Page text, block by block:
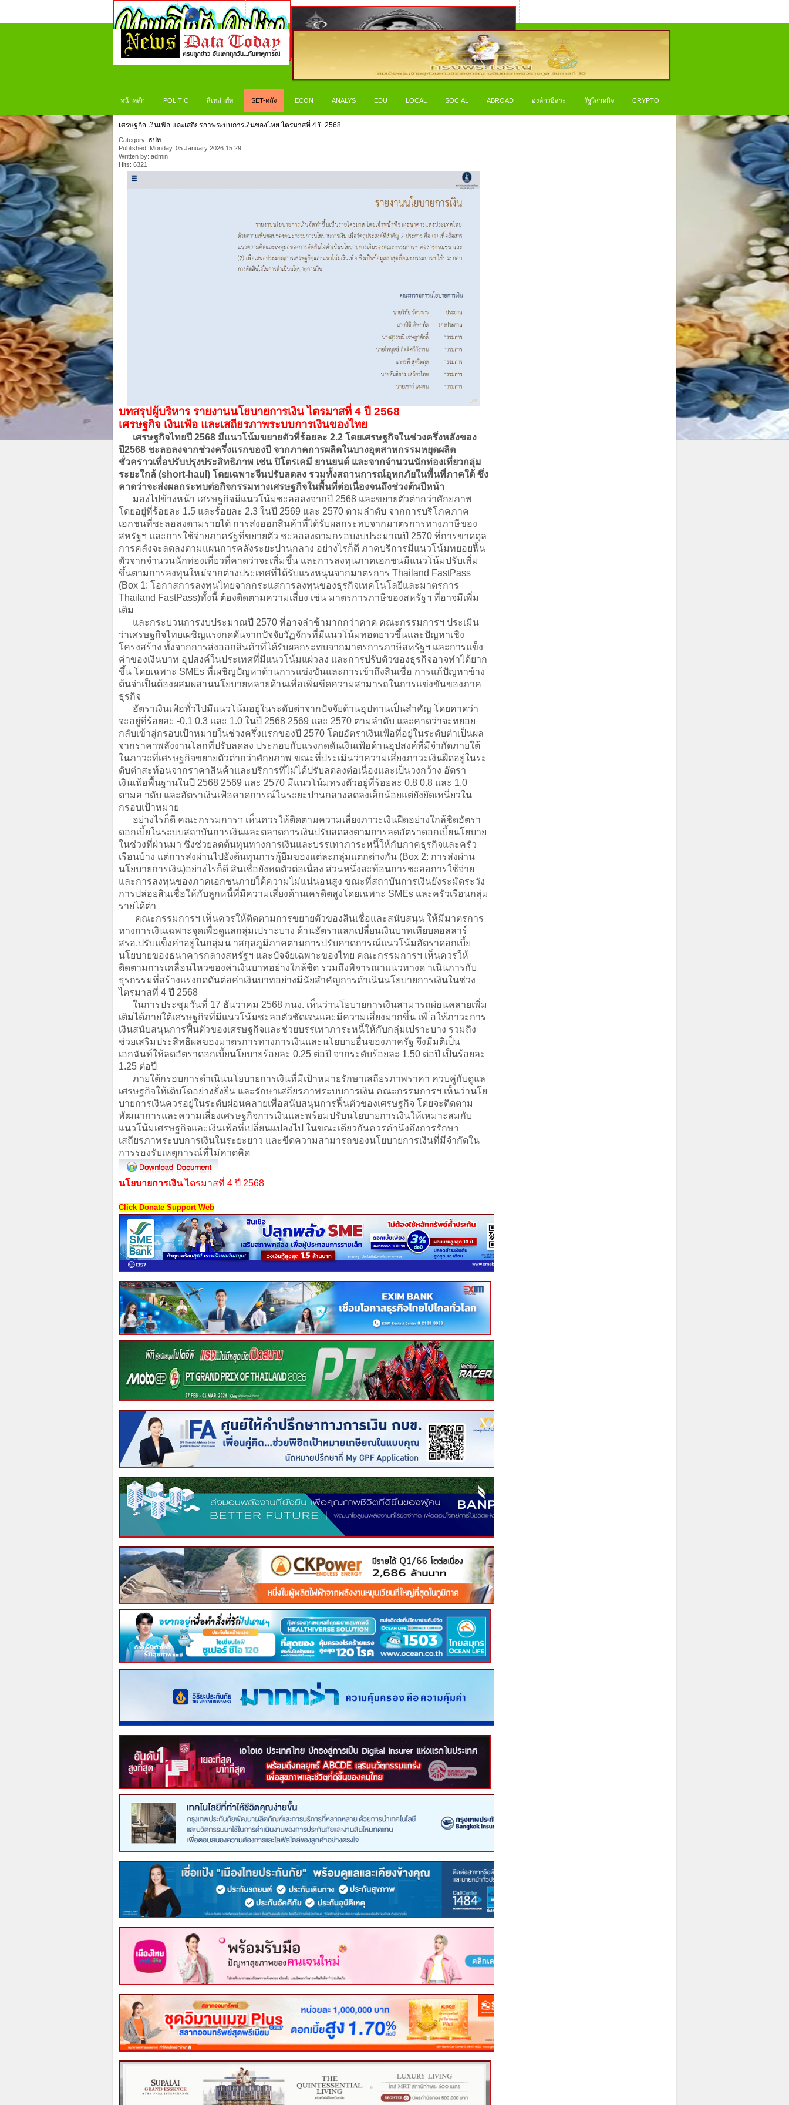
หน้าหลัก POLITIC สี่เหล่าทัพ SET-คลัง ECON ANALYS EDU LOCAL SOCIAL ABROAD องค์กรอิสระ รัฐวิสาหกิจ CRYPTO
เศรษฐกิจ เงินเฟ้อ และเสถียรภาพระบบการเงินของไทย ไตรมาสที่ 4 ปี 2568
Category: ธปท.
Published: Monday, 05 January 2026 15:29
Written by: admin
Hits: 6321
บทสรุปผู้บริหาร รายงานนโยบายการเงิน ไตรมาสที่ 4 ปี 2568
เศรษฐกิจ เงินเฟ้อ และเสถียรภาพระบบการเงินของไทย
เศรษฐกิจไทยปี 2568 มีแนวโน้มขยายตัวที่ร้อยละ 2.2 โดยเศรษฐกิจในช่วงครึ่งหลังของ
ปี2568 ชะลอลงจากช่วงครึ่งแรกของปี จากภาคการผลิตในบางอุตสาหกรรมหยุดผลิต
ชั่วคราวเพื่อปรับปรุงประสิทธิภาพ เช่น ปิโตรเคมี ยานยนต์ และจากจำนวนนักท่องเที่ยวกลุ่ม
ระยะใกล้ (short-haul) โดยเฉพาะจีนปรับลดลง รวมทั้งสถานการณ์อุทกภัยในพื้นที่ภาคใต้ ซึ่ง
คาดว่าจะส่งผลกระทบต่อกิจกรรมทางเศรษฐกิจในพื้นที่ต่อเนื่องจนถึงช่วงต้นปีหน้า
มองไปข้างหน้า เศรษฐกิจมีแนวโน้มชะลอลงจากปี 2568 และขยายตัวต่ากว่าศักยภาพ
โดยอยู่ที่ร้อยละ 1.5 และร้อยละ 2.3 ในปี 2569 และ 2570 ตามลำดับ จากการบริโภคภาค
เอกชนที่ชะลอลงตามรายได้ การส่งออกสินค้าที่ได้รับผลกระทบจากมาตรการทางภาษีของ
สหรัฐฯ และการใช้จ่ายภาครัฐที่ขยายตัว ชะลอลงตามกรอบงบประมาณปี 2570 ที่การขาดดุล
การคลังจะลดลงตามแผนการคลังระยะปานกลาง อย่างไรก็ดี ภาคบริการมีแนวโน้มทยอยฟื้น
ตัวจากจำนวนนักท่องเที่ยวที่คาดว่าจะเพิ่มขึ้น และการลงทุนภาคเอกชนมีแนวโน้มปรับเพิ่ม
ขึ้นตามการลงทุนใหม่จากต่างประเทศที่ได้รับแรงหนุนจากมาตรการ Thailand FastPass
(Box 1: โอกาสการลงทุนไทยจากกระแสการลงทุนของธุรกิจเทคโนโลยีและมาตรการ
Thailand FastPass)ทั้งนี้ ต้องติดตามความเสี่ยง เช่น มาตรการภาษีของสหรัฐฯ ที่อาจมีเพิ่ม
เติม
และกระบวนการงบประมาณปี 2570 ที่อาจล่าช้ามากกว่าคาด คณะกรรมการฯ ประเมิน
ว่าเศรษฐกิจไทยเผชิญแรงกดดันจากปัจจัยวัฏจักรที่มีแนวโน้มทอดยาวขึ้นและปัญหาเชิง
โครงสร้าง ทั้งจากการส่งออกสินค้าที่ได้รับผลกระทบจากมาตรการภาษีสหรัฐฯ และการแข็ง
ค่าของเงินบาท อุปสงค์ในประเทศที่มีแนวโน้มแผ่วลง และการปรับตัวของธุรกิจอาจทำได้ยาก
ขึ้น โดยเฉพาะ SMEs ที่เผชิญปัญหาด้านการแข่งขันและการเข้าถึงสินเชื่อ การแก้ปัญหาข้าง
ต้นจำเป็นต้องผสมผสานนโยบายหลายด้านเพื่อเพิ่มขีดความสามารถในการแข่งขันของภาค
ธุรกิจ
อัตราเงินเฟ้อทั่วไปมีแนวโน้มอยู่ในระดับต่าจากปัจจัยด้านอุปทานเป็นสำคัญ โดยคาดว่า
จะอยู่ที่ร้อยละ -0.1 0.3 และ 1.0 ในปี 2568 2569 และ 2570 ตามลำดับ และคาดว่าจะทยอย
กลับเข้าสู่กรอบเป้าหมายในช่วงครึ่งแรกของปี 2570 โดยอัตราเงินเฟ้อที่อยู่ในระดับต่าเป็นผล
จากราคาพลังงานโลกที่ปรับลดลง ประกอบกับแรงกดดันเงินเฟ้อด้านอุปสงค์ที่มีจำกัดภายใต้
ในภาวะที่เศรษฐกิจขยายตัวต่ากว่าศักยภาพ ขณะที่ประเมินว่าความเสี่ยงภาวะเงินฝืดอยู่ในระ
ดับต่าสะท้อนจากราคาสินค้าและบริการที่ไม่ได้ปรับลดลงต่อเนื่องและเป็นวงกว้าง อัตรา
เงินเฟ้อพื้นฐานในปี 2568 2569 และ 2570 มีแนวโน้มทรงตัวอยู่ที่ร้อยละ 0.8 0.8 และ 1.0
ตามล าดับ และอัตราเงินเฟ้อคาดการณ์ในระยะปานกลางลดลงเล็กน้อยแต่ยังยึดเหนี่ยวใน
กรอบเป้าหมาย
อย่างไรก็ดี คณะกรรมการฯ เห็นควรให้ติดตามความเสี่ยงภาวะเงินฝืดอย่างใกล้ชิดอัตรา
ดอกเบี้ยในระบบสถาบันการเงินและตลาดการเงินปรับลดลงตามการลดอัตราดอกเบี้ยนโยบาย
ในช่วงที่ผ่านมา ซึ่งช่วยลดต้นทุนทางการเงินและบรรเทาภาระหนี้ให้กับภาคธุรกิจและครัว
เรือนบ้าง แต่การส่งผ่านไปยังต้นทุนการกู้ยืมของแต่ละกลุ่มแตกต่างกัน (Box 2: การส่งผ่าน
นโยบายการเงิน)อย่างไรก็ดี สินเชื่อยังหดตัวต่อเนื่อง ส่วนหนึ่งสะท้อนการชะลอการใช้จ่าย
และการลงทุนของภาคเอกชนภายใต้ความไม่แน่นอนสูง ขณะที่สถาบันการเงินยังระมัดระวัง
การปล่อยสินเชื่อให้กับลูกหนี้ที่มีความเสี่ยงด้านเครดิตสูงโดยเฉพาะ SMEs และครัวเรือนกลุ่ม
รายได้ต่า
คณะกรรมการฯ เห็นควรให้ติดตามการขยายตัวของสินเชื่อและสนับสนุน ให้มีมาตรการ
ทางการเงินเฉพาะจุดเพื่อดูแลกลุ่มเปราะบาง ด้านอัตราแลกเปลี่ยนเงินบาทเทียบดอลลาร์
สรอ.ปรับแข็งค่าอยู่ในกลุ่มน าสกุลภูมิภาคตามการปรับคาดการณ์แนวโน้มอัตราดอกเบี้ย
นโยบายของธนาคารกลางสหรัฐฯ และปัจจัยเฉพาะของไทย คณะกรรมการฯ เห็นควรให้
ติดตามการเคลื่อนไหวของค่าเงินบาทอย่างใกล้ชิด รวมถึงพิจารณาแนวทางด าเนินการกับ
ธุรกรรมที่สร้างแรงกดดันต่อค่าเงินบาทอย่างมีนัยสำคัญการดำเนินนโยบายการเงินในช่วง
ไตรมาสที่ 4 ปี 2568
ในการประชุมวันที่ 17 ธันวาคม 2568 กนง. เห็นว่านโยบายการเงินสามารถผ่อนคลายเพิ่ม
เติมได้ภายใต้เศรษฐกิจที่มีแนวโน้มชะลอตัวชัดเจนและมีความเสี่ยงมากขึ้น เพื ่อให้ภาวะการ
เงินสนับสนุนการฟื้นตัวของเศรษฐกิจและช่วยบรรเทาภาระหนี้ให้กับกลุ่มเปราะบาง รวมถึง
ช่วยเสริมประสิทธิผลของมาตรการทางการเงินและนโยบายอื่นของภาครัฐ จึงมีมติเป็น
เอกฉันท์ให้ลดอัตราดอกเบี้ยนโยบายร้อยละ 0.25 ต่อปี จากระดับร้อยละ 1.50 ต่อปี เป็นร้อยละ
1.25 ต่อปี
ภายใต้กรอบการดำเนินนโยบายการเงินที่มีเป้าหมายรักษาเสถียรภาพราคา ควบคู่กับดูแล
เศรษฐกิจให้เติบโตอย่างยั่งยืน และรักษาเสถียรภาพระบบการเงิน คณะกรรมการฯ เห็นว่านโย
บายการเงินควรอยู่ในระดับผ่อนคลายเพื่อสนับสนุนการฟื้นตัวของเศรษฐกิจ โดยจะติดตาม
พัฒนาการและความเสี่ยงเศรษฐกิจการเงินและพร้อมปรับนโยบายการเงินให้เหมาะสมกับ
แนวโน้มเศรษฐกิจและเงินเฟ้อที่เปลี่ยนแปลงไป ในขณะเดียวกันควรคำนึงถึงการรักษา
เสถียรภาพระบบการเงินในระยะยาว และขีดความสามารถของนโยบายการเงินที่มีจำกัดใน
การรองรับเหตุการณ์ที่ไม่คาดคิด
นโยบายการเงินไตรมาสที่ 4 ปี 2568
Click Donate Support Web